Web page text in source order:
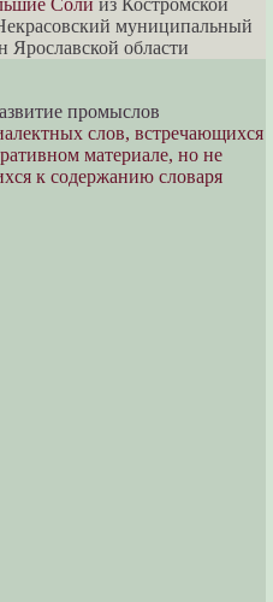
муниципальный
Ярославской области
промыслов
слов, встречающихся
материале, но не
к содержанию словаря